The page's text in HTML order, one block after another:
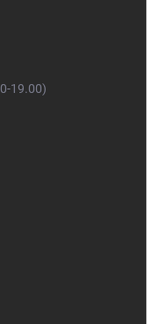
19.00)